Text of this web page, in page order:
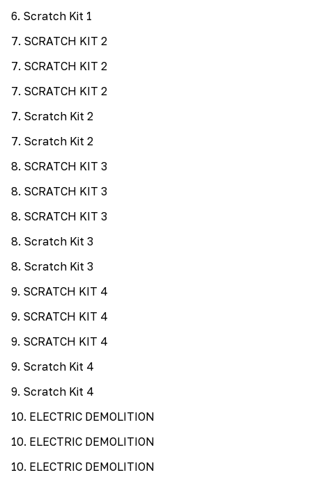
6. Scratch Kit 1
7. SCRATCH KIT 2
7. SCRATCH KIT 2
7. SCRATCH KIT 2
7. Scratch Kit 2
7. Scratch Kit 2
8. SCRATCH KIT 3
8. SCRATCH KIT 3
8. SCRATCH KIT 3
8. Scratch Kit 3
8. Scratch Kit 3
9. SCRATCH KIT 4
9. SCRATCH KIT 4
9. SCRATCH KIT 4
9. Scratch Kit 4
9. Scratch Kit 4
10. ELECTRIC DEMOLITION
10. ELECTRIC DEMOLITION
10. ELECTRIC DEMOLITION